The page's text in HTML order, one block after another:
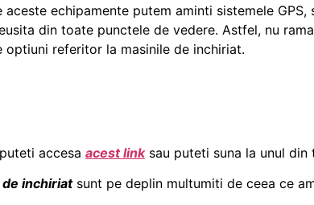
echipamente putem aminti sistemele
din toate punctele de vedere. Astfel, nu
optiuni referitor la masinile de inchiriat.
accesa acest linksau puteti suna la unul
inchiriatsunt pe deplin multumiti de ceea ce